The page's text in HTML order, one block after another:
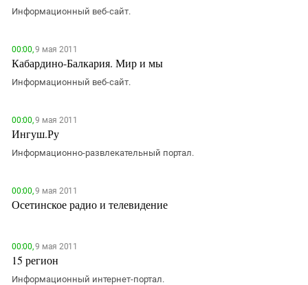
Информационный веб-сайт.
00:00,9 мая 2011
Кабардино-Балкария. Мир и мы
Информационный веб-сайт.
00:00,9 мая 2011
Ингуш.Ру
Информационно-развлекательный портал.
00:00,9 мая 2011
Осетинское радио и телевидение
00:00,9 мая 2011
15 регион
Информационный интернет-портал.